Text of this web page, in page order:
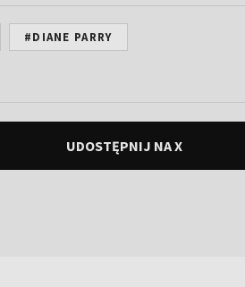
#DIANE PARRY
UDOSTĘPNIJ NA X